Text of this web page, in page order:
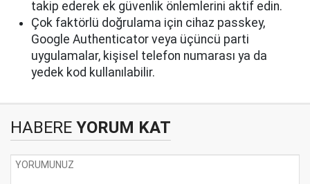
takip ederek ek güvenlik önlemlerini aktif edin.
Çok faktörlü doğrulama için cihaz passkey,
Google Authenticator veya üçüncü parti
uygulamalar, kişisel telefon numarası ya da
yedek kod kullanılabilir.
HABERE YORUM KAT